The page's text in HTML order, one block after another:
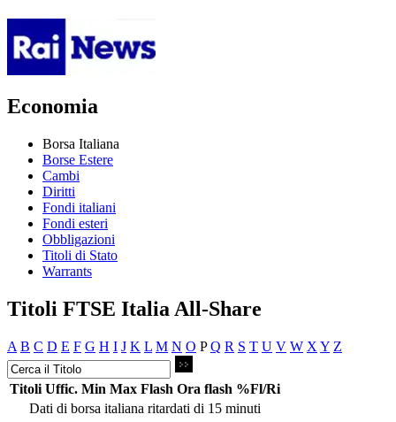
Economia
Borsa Italiana
Borse Estere
Cambi
Diritti
Fondi italiani
Fondi esteri
Obbligazioni
Titoli di Stato
Warrants
Titoli FTSE Italia All-Share
A B C D E F G H I J K L M N O PQ R S T U V W X Y Z
Titoli Uffic. Min Max Flash Ora flash %Fl/Ri
Dati di borsa italiana ritardati di 15 minuti